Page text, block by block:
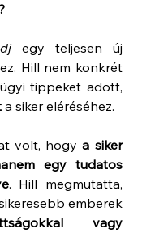
egy teljesen új
Hill nem konkrét
tippeket adott,
a siker eléréséhez.
volt, hogy a siker
egy tudatos
. Hill megmutatta,
hogy a leggazdagabb és legsikeresebb emberek
vagy